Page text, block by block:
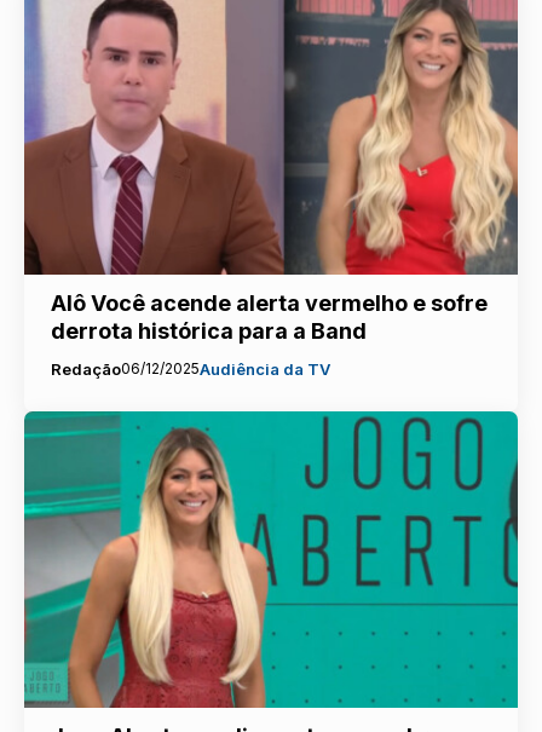
Alô Você acende alerta vermelho e sofre
derrota histórica para a Band
Redação06/12/2025Audiência da TV